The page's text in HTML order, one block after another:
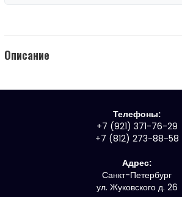
Описание
Телефоны:
+7 (921) 371-76-29
+7 (812) 273-88-58
Адрес:
Санкт-Петербург
ул. Жуковского д. 26